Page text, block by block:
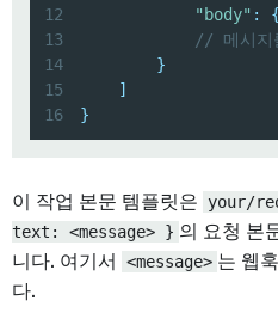
12
"body" : {
13
// 메시지
14
}
15
]
16
}
이 작업 본문 템플릿은 your/
text: <message> } 의 요청 본
니다. 여기서
<message> 는 웹
다.